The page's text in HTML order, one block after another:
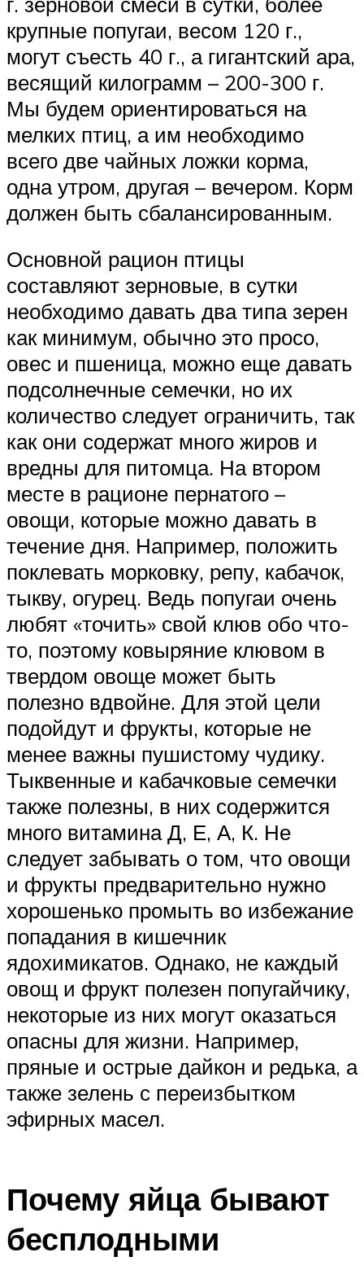
крупные попугаи, весом 120 г.,
могут съесть 40 г., а гигантский ара,
весящий килограмм – 200-300 г.
Мы будем ориентироваться на
мелких птиц, а им необходимо
всего две чайных ложки корма,
одна утром, другая – вечером. Корм
должен быть сбалансированным.
Основной рацион птицы
составляют зерновые, в сутки
необходимо давать два типа зерен
как минимум, обычно это просо,
овес и пшеница, можно еще давать
подсолнечные семечки, но их
количество следует ограничить, так
как они содержат много жиров и
вредны для питомца. На втором
месте в рационе пернатого –
овощи, которые можно давать в
течение дня. Например, положить
поклевать морковку, репу, кабачок,
тыкву, огурец. Ведь попугаи очень
любят «точить» свой клюв обо что-
то, поэтому ковыряние клювом в
твердом овоще может быть
полезно вдвойне. Для этой цели
подойдут и фрукты, которые не
менее важны пушистому чудику.
Тыквенные и кабачковые семечки
также полезны, в них содержится
много витамина Д, Е, А, К. Не
следует забывать о том, что овощи
и фрукты предварительно нужно
хорошенько промыть во избежание
попадания в кишечник
ядохимикатов. Однако, не каждый
овощ и фрукт полезен попугайчику,
некоторые из них могут оказаться
опасны для жизни. Например,
пряные и острые дайкон и редька, а
также зелень с переизбытком
эфирных масел.
Почему яйца бывают
бесплодными